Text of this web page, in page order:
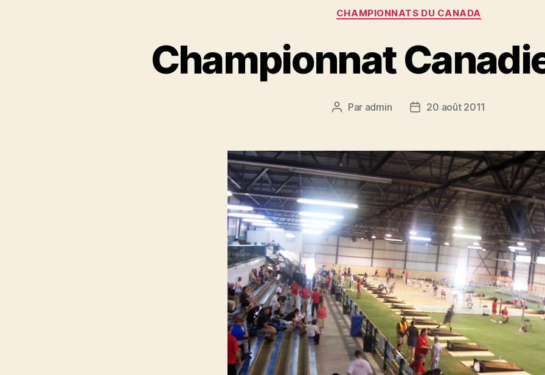
Catégories
CHAMPIONNATS DU CANADA
Championnat
Auteur
Par admin
Date20 août 2011